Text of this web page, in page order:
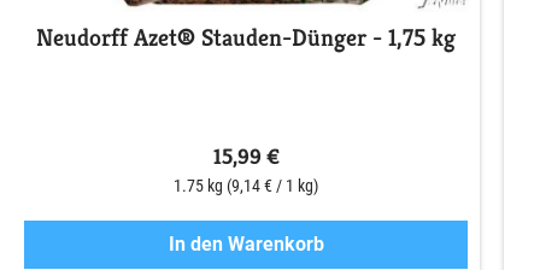
Neudorff Azet® Stauden-Dünger - 1,75 kg
15,99 €
1.75 kg (9,14 € / 1 kg)
In den Warenkorb